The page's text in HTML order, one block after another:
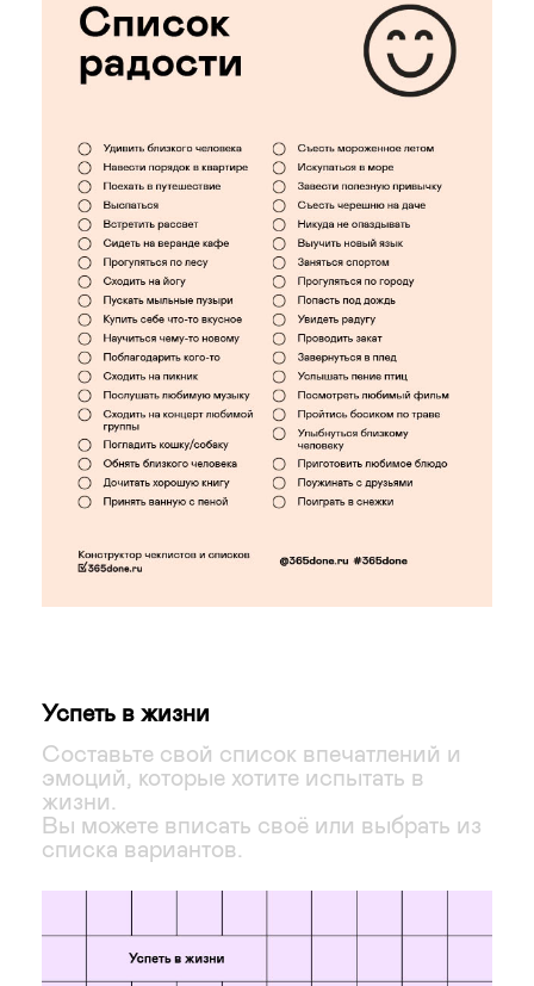
Успеть в жизни
Составьте свой список впечатлений и
эмоций, которые хотите испытать в
жизни.
Вы можете вписать своё или выбрать из
списка вариантов.